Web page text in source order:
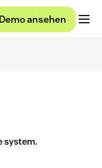
Demo ansehen
system.